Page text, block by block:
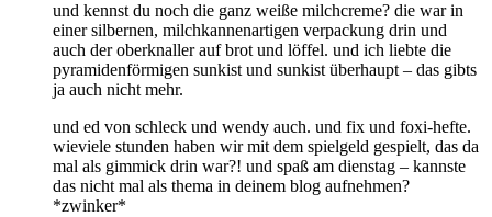
und kennst du noch die ganz weiße milchcreme? die war in
einer silbernen, milchkannenartigen verpackung drin und
auch der oberknaller auf brot und löffel. und ich liebte die
pyramidenförmigen sunkist und sunkist überhaupt – das gibts
ja auch nicht mehr.
und ed von schleck und wendy auch. und fix und foxi-hefte.
wieviele stunden haben wir mit dem spielgeld gespielt, das da
mal als gimmick drin war?! und spaß am dienstag – kannste
das nicht mal als thema in deinem blog aufnehmen?
*zwinker*